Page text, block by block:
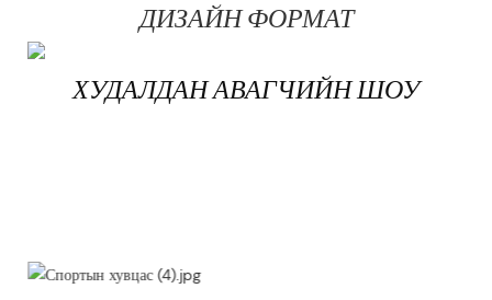
ДИЗАЙН ФОРМАТ
ХУДАЛДАН АВАГЧИЙН ШОУ